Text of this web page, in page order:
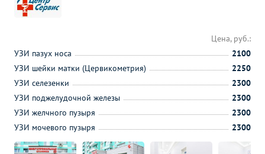
Цена, руб.:
УЗИ пазух носа
2100
УЗИ шейки матки (Цервикометрия)
2250
УЗИ селезенки
2300
УЗИ поджелудочной железы
2300
УЗИ желчного пузыря
2300
УЗИ мочевого пузыря
2300